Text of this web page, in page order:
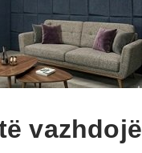
vazhdojë